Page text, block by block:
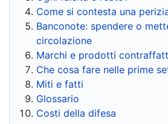
Come si contesta una
Banconote: spendere o
circolazione
Marchi e prodotti
Che cosa fare nelle prime
Miti e fatti
Glossario
Costi della difesa